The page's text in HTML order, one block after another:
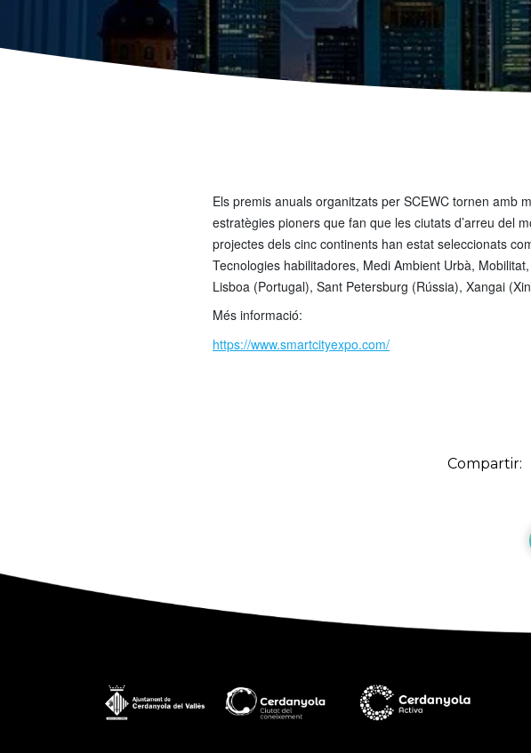
Els premis anuals organitzats per SCEWC tornen amb
estratègies pioners que fan que les ciutats d’arreu del
projectes dels cinc continents han estat seleccionats
Tecnologies habilitadores, Medi Ambient Urbà,
Lisboa (Portugal), Sant Petersburg (Rússia), Xangai
Més informació:
https://www.smartcityexpo.com/
Compartir: